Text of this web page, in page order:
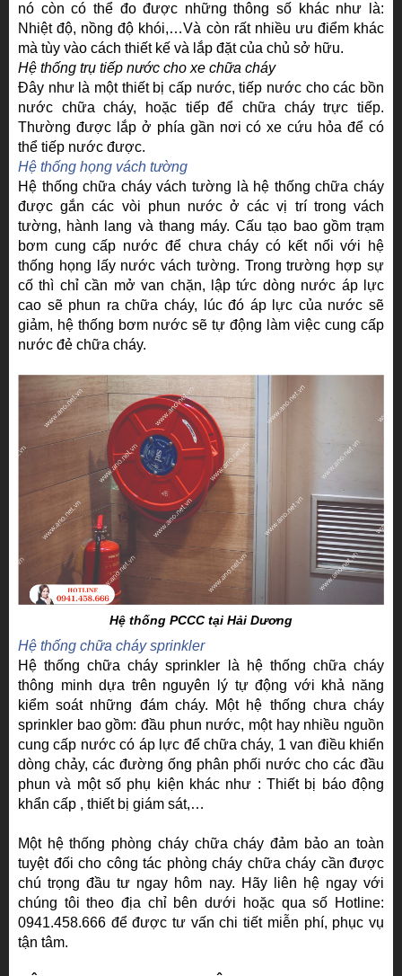
nó còn có thể đo được những thông số khác như là:
Nhiệt độ, nồng độ khói,…Và còn rất nhiều ưu điểm khác
mà tùy vào cách thiết kế và lắp đặt của chủ sở hữu.
Hệ thống trụ tiếp nước cho xe chữa cháy
Đây như là một thiết bị cấp nước, tiếp nước cho các bồn
nước chữa cháy, hoặc tiếp để chữa cháy trực tiếp.
Thường được lắp ở phía gần nơi có xe cứu hỏa để có
thể tiếp nước được.
Hệ thống họng vách tường
Hệ thống chữa cháy vách tường là hệ thống chữa cháy
được gắn các vòi phun nước ở các vị trí trong vách
tường, hành lang và thang máy. Cấu tạo bao gồm trạm
bơm cung cấp nước để chưa cháy có kết nối với hệ
thống họng lấy nước vách tường. Trong trường hợp sự
cố thì chỉ cần mở van chặn, lập tức dòng nước áp lực
cao sẽ phun ra chữa cháy, lúc đó áp lực của nước sẽ
giảm, hệ thống bơm nước sẽ tự động làm việc cung cấp
nước đẻ chữa cháy.
Hệ thống PCCC tại Hải Dương
Hệ thống chữa cháy sprinkler
Hệ thống chữa cháy sprinkler là hệ thống chữa cháy
thông minh dựa trên nguyên lý tự động với khả năng
kiểm soát những đám cháy. Một hệ thống chưa cháy
sprinkler bao gồm: đầu phun nước, một hay nhiều nguồn
cung cấp nước có áp lực để chữa cháy, 1 van điều khiển
dòng chảy, các đường ống phân phối nước cho các đầu
phun và một số phụ kiện khác như : Thiết bị báo động
khẩn cấp , thiết bị giám sát,…
Một hệ thống phòng cháy chữa cháy đảm bảo an toàn
tuyệt đối cho công tác phòng cháy chữa cháy cần được
chú trọng đầu tư ngay hôm nay. Hãy liên hệ ngay với
chúng tôi theo địa chỉ bên dưới hoặc qua số Hotline:
0941.458.666 để được tư vấn chi tiết miễn phí, phục vụ
tận tâm.